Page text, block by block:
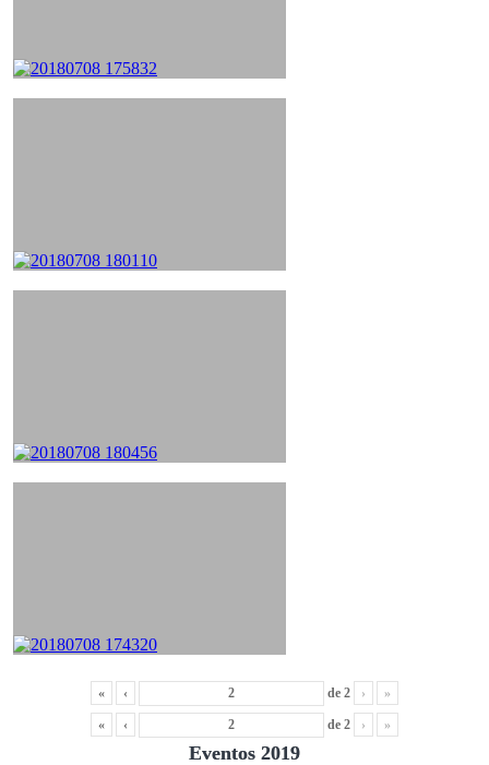
« ‹ de 2 › »
« ‹ de 2 › »
Eventos 2019